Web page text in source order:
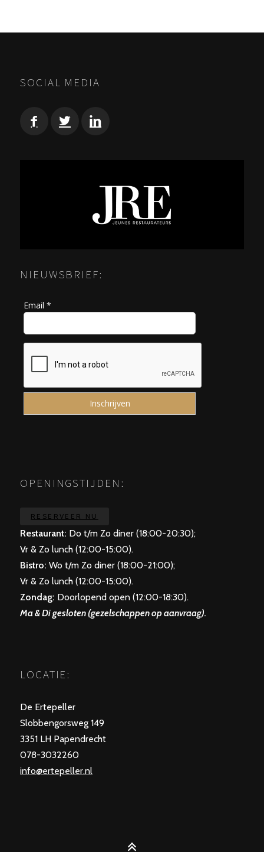
SOCIAL MEDIA
NIEUWSBRIEF:
Email *
OPENINGSTIJDEN:
RESERVEER NU
Restaurant: Do t/m Zo diner (18:00-20:30);
Vr & Zo lunch (12:00-15:00).
Bistro: Wo t/m Zo diner (18:00-21:00);
Vr & Zo lunch (12:00-15:00).
Zondag: Doorlopend open (12:00-18:30).
Ma & Di gesloten (gezelschappen op aanvraag).
LOCATIE:
De Ertepeller
Slobbengorsweg 149
3351 LH Papendrecht
078-3032260
info@ertepeller.nl